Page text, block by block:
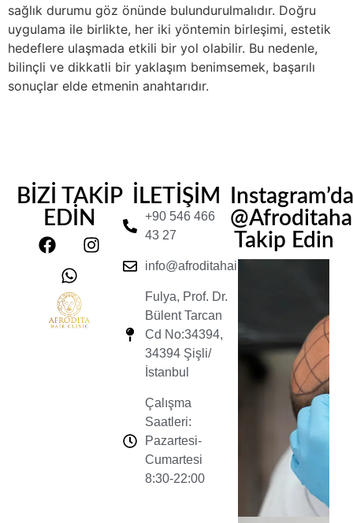
sağlık durumu göz önünde bulundurulmalıdır. Doğru
uygulama ile birlikte, her iki yöntemin birleşimi, estetik
hedeflere ulaşmada etkili bir yol olabilir. Bu nedenle,
bilinçli ve dikkatli bir yaklaşım benimsemek, başarılı
sonuçlar elde etmenin anahtarıdır.
BİZİ TAKİP
EDİN
İLETİŞİM
+90 546 466
43 27
info@afroditahairclinic.com
Fulya, Prof. Dr.
Bülent Tarcan
Cd No:34394,
34394 Şişli/
İstanbul
Çalışma
Saatleri:
Pazartesi-
Cumartesi
8:30-22:00
Instagram’da
Takip Edin